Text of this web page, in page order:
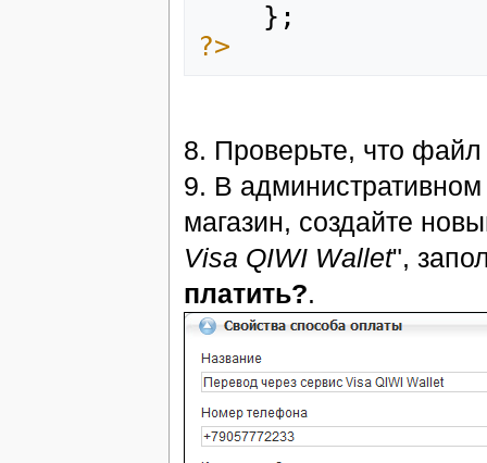
};
?>
8. Проверьте, что
9. В
магазин, создайте
Visa QIWI Wallet",
платить?.